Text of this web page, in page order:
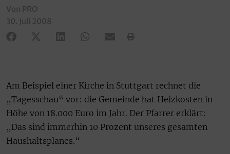
Von PRO
30. Juli 2008
Am Beispiel einer Kirche in Stuttgart rechnet die
„Tagesschau“ vor: die Gemeinde hat Heizkosten in
Höhe von 18.000 Euro im Jahr. Der Pfarrer erklärt:
„Das sind immerhin 10 Prozent unseres gesamten
Haushaltsplanes.“